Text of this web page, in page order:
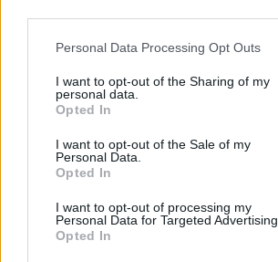
Personal Data Processing Opt Outs
I want to opt-out of the Sharing of my
personal data.
Opted In
I want to opt-out of the Sale of my
Personal Data.
Opted In
I want to opt-out of processing my
Personal Data for Targeted Advertising.
Opted In
την ανησυχία του
CELEBRITIES